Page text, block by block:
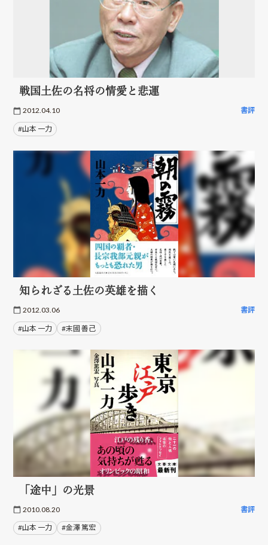
戦国土佐の名将の情愛と悲運
2012.04.10 書評
#山本 一力
知られざる土佐の英雄を描く
2012.03.06 書評
#山本 一力 #末國 善己
「途中」の光景
2010.08.20 書評
#山本 一力 #金澤 篤宏